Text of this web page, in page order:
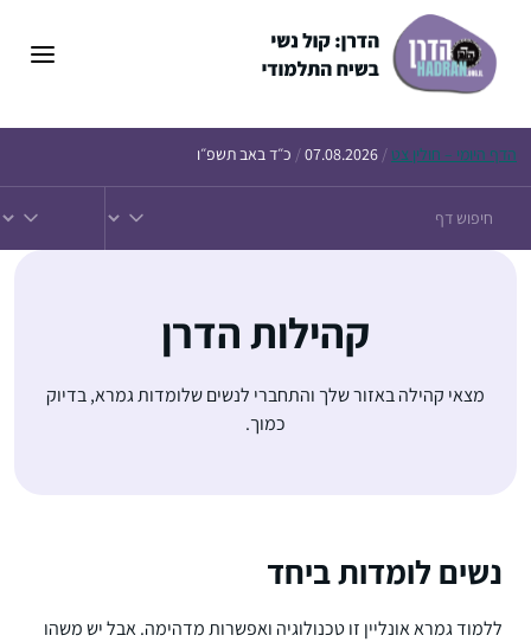
הדף היומי – חולין צט /
07.08.2026
/ כ״ד באב תשפ״ו
קהילות הדרן
מצאי קהילה באזור שלך והתחברי לנשים שלומדות גמרא, בדיוק
כמוך.
נשים לומדות ביחד
ללמוד גמרא אונליין זו טכנולוגיה ואפשרות מדהימה. אבל יש משהו